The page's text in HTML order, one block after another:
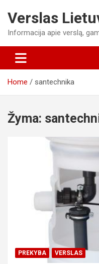
content
Verslas
Informacija apie verslą,
Home santechnika
Žyma:
PREKYBA VERSLAS